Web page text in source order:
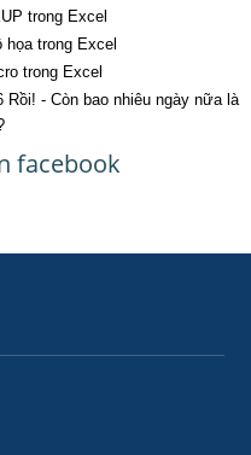
trong Excel
trong Excel
trong Excel
Rồi! - Còn bao nhiêu ngày nữa là
facebook